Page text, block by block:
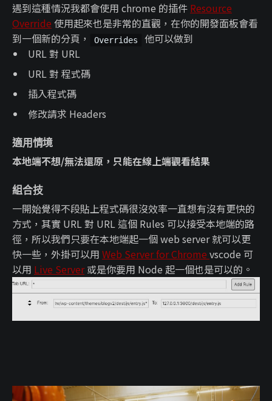
遇到這種情況我都會使用 chrome 的插件 Resource
Override 使用起來也是非常的直觀，在你的開發面板會看
到一個新的分頁，
Overrides
他可以做到
URL 對 URL
URL 對 程式碼
插入程式碼
修改請求 Headers
適用情境
本地端不想/無法還原，只能在線上端觀看結果
組合技
一開始覺得不段貼上程式碼很沒效率一直想有沒有更快的
方式，其實 URL 對 URL 這個 Rules 可以接受本地端的路
徑，所以我們只要在本地端起一個 web server 就可以更
快一些，外掛可以用 Web Server for Chrome vscode 可
以用 Live Server或是你要用 Node 起一個也是可以的。